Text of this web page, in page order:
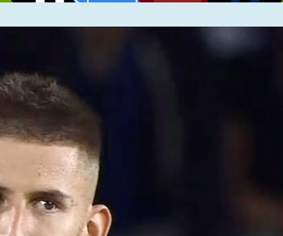
Lucumì-Juventus, il
difensore spinge per
Torino
07/08/2026
Musso-Napoli, nuova
pista per la porta:
l’argentino entra nei
radar azzurri